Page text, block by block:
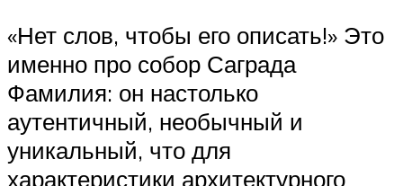
«Нет слов, чтобы его описать!» Это
именно про собор Саграда
Фамилия: он настолько
аутентичный, необычный и
уникальный, что для
характеристики архитектурного